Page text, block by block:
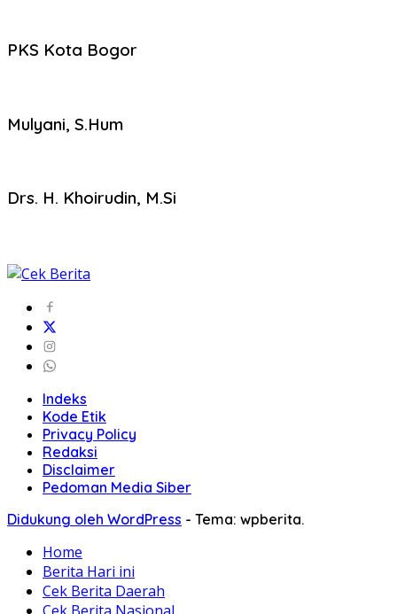
PKS Kota Bogor
Mulyani, S.Hum
Drs. H. Khoirudin, M.Si
Indeks
Kode Etik
Privacy Policy
Redaksi
Disclaimer
Pedoman Media Siber
Didukung oleh WordPress - Tema: wpberita.
Home
Berita Hari ini
Cek Berita Daerah